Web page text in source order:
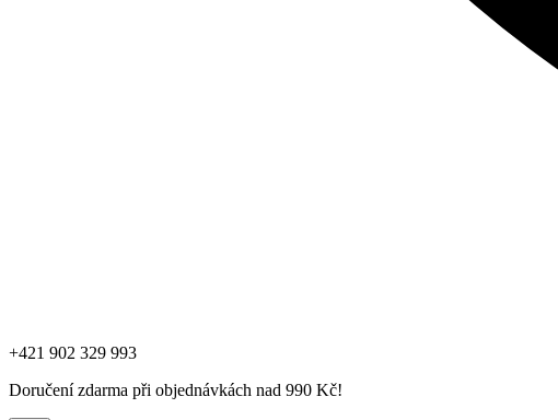
+421 902 329 993
Doručení zdarma při objednávkách nad 990 Kč!